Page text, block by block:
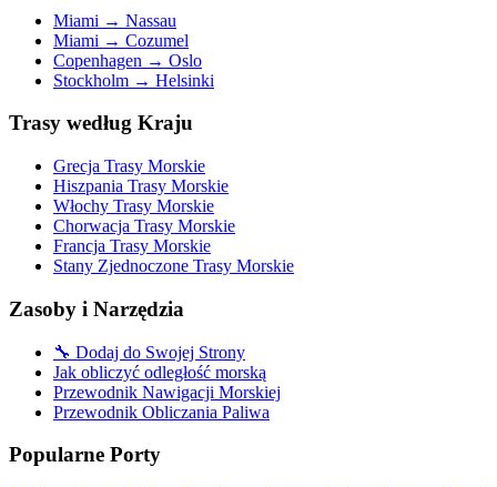
Miami → Nassau
Miami → Cozumel
Copenhagen → Oslo
Stockholm → Helsinki
Trasy według Kraju
Grecja Trasy Morskie
Hiszpania Trasy Morskie
Włochy Trasy Morskie
Chorwacja Trasy Morskie
Francja Trasy Morskie
Stany Zjednoczone Trasy Morskie
Zasoby i Narzędzia
🔧 Dodaj do Swojej Strony
Jak obliczyć odległość morską
Przewodnik Nawigacji Morskiej
Przewodnik Obliczania Paliwa
Popularne Porty